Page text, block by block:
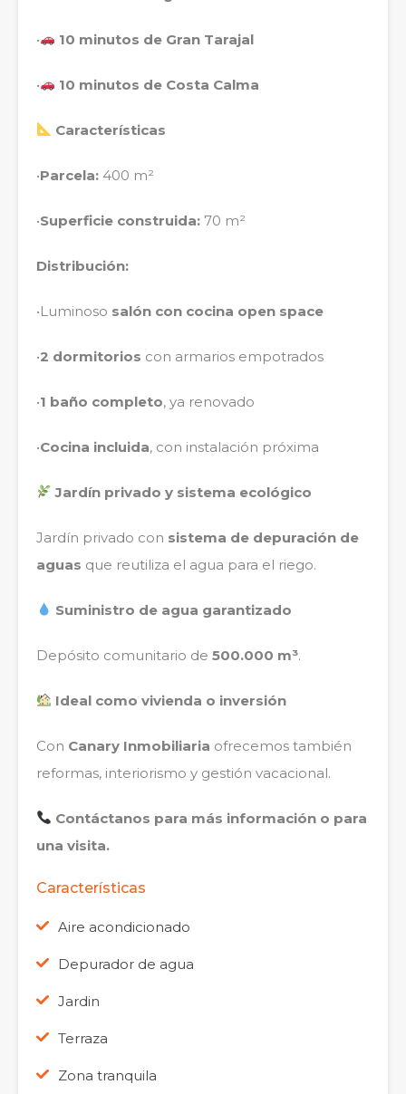
• 10 minutos de Gran Tarajal
• 10 minutos de Costa Calma
Características
•Parcela: 400 m²
•Superficie construida: 70 m²
Distribución:
•Luminoso salón con cocina open space
•2 dormitorios con armarios empotrados
•1 baño completo, ya renovado
•Cocina incluida, con instalación próxima
Jardín privado y sistema ecológico
Jardín privado con sistema de depuración de
aguas que reutiliza el agua para el riego.
Suministro de agua garantizado
Depósito comunitario de 500.000 m³.
Ideal como vivienda o inversión
Con Canary Inmobiliaria ofrecemos también
reformas, interiorismo y gestión vacacional.
Contáctanos para más información o para
una visita.
Características
Aire acondicionado
Depurador de agua
Jardin
Terraza
Zona tranquila